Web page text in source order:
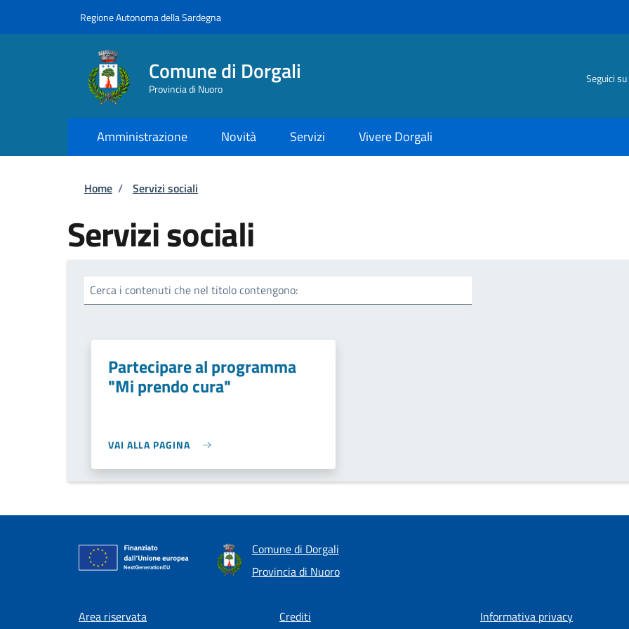
Regione Autonoma della Sardegna
Comune di Dorgali
Provincia di Nuoro
Seguici su
Amministrazione Novità Servizi Vivere Dorgali
Briciole di pane
Home / Servizi sociali
Servizi sociali
Cerca i contenuti che nel titolo contengono:
Partecipare al programma
"Mi prendo cura"
VAI ALLA PAGINA
Comune di Dorgali
Provincia di Nuoro
Area riservata Crediti Informativa privacy